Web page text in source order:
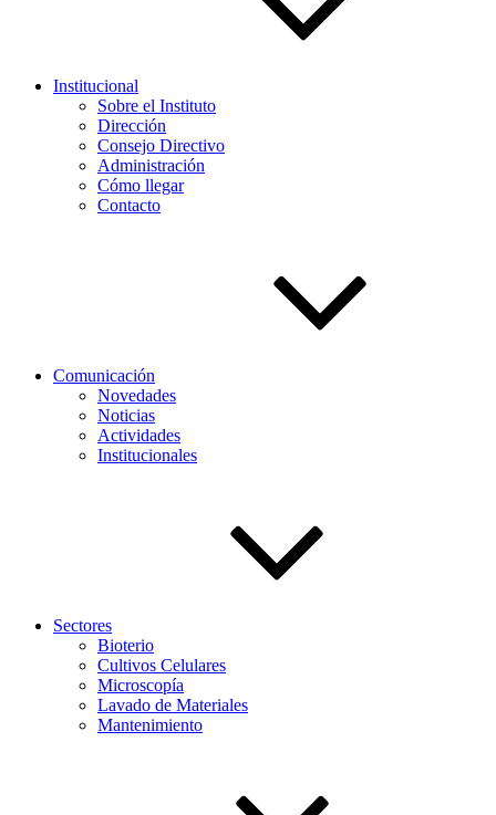
Institucional
Sobre el Instituto
Dirección
Consejo Directivo
Administración
Cómo llegar
Contacto
Comunicación
Novedades
Noticias
Actividades
Institucionales
Sectores
Bioterio
Cultivos Celulares
Microscopía
Lavado de Materiales
Mantenimiento